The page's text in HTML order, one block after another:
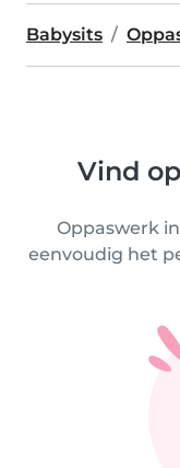
Babysits
Vind
Oppaswerk
eenvoudig het